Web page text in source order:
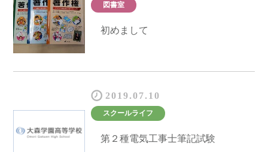
図書室
初めまして
2019.07.10
スクールライフ
第２種電気工事士筆記試験